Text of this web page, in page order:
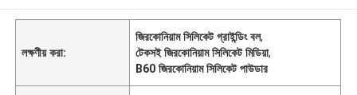
লক্ষণীয় করা:
জিরকোনিয়াম সিলিকেট গ্রাইন্ডিং বল,
টেকসই জিরকোনিয়াম সিলিকেট মিডিয়া,
B60 জিরকোনিয়াম সিলিকেট পাউডার